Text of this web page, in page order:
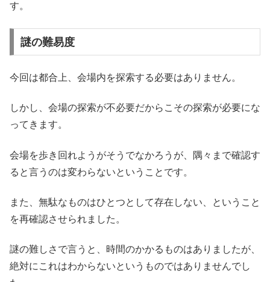
す。
謎の難易度
今回は都合上、会場内を探索する必要はありません。
しかし、会場の探索が不必要だからこその探索が必要にな
ってきます。
会場を歩き回れようがそうでなかろうが、隅々まで確認す
ると言うのは変わらないということです。
また、無駄なものはひとつとして存在しない、ということ
を再確認させられました。
謎の難しさで言うと、時間のかかるものはありましたが、
絶対にこれはわからないというものではありませんでし